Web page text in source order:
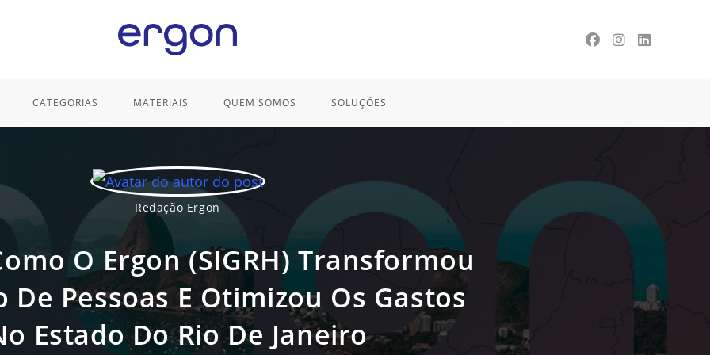
CATEGORIAS MATERIAIS QUEM SOMOS SOLUÇÕES
Redação Ergon
O Ergon (SIGRH) Transformou
De Pessoas E Otimizou Os Gastos
Estado Do Rio De Janeiro